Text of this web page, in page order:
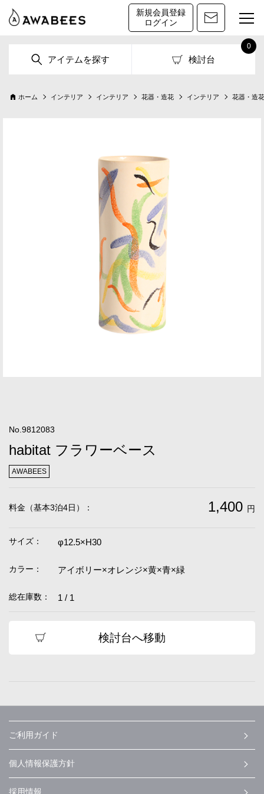
新規会員登録
ログイン
アイテムを探す 検討台
0
ホーム インテリア インテリア 花器・造花 インテリア 花器・造花
No.9812083
habitat フラワーベース
AWABEES
料金（基本3泊4日）： 1,400 円
サイズ： φ12.5×H30
カラー： アイボリー×オレンジ×黄×青×緑
総在庫数： 1 / 1
検討台へ移動
ご利用ガイド
個人情報保護方針
採用情報